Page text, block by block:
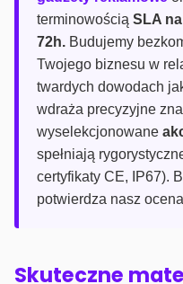
terminowością SLA
72h. Budujemy
Twojego biznesu w
twardych dowodach
wdraża precyzyjne
wyselekcjonowane
spełniają
certyfikaty CE, IP67).
potwierdza nasz ocena
Skuteczne